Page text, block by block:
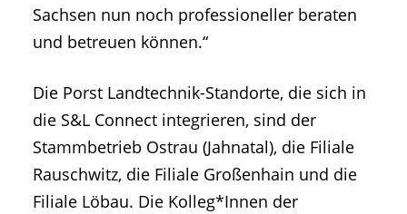
Sachsen nun noch professioneller beraten
und betreuen können.“
Die Porst Landtechnik-Standorte, die sich in
die S&L Connect integrieren, sind der
Stammbetrieb Ostrau (Jahnatal), die Filiale
Rauschwitz, die Filiale Großenhain und die
Filiale Löbau. Die Kolleg*Innen der